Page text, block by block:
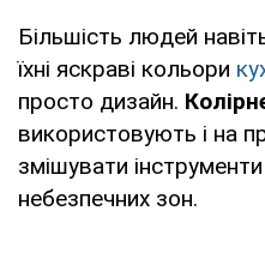
Більшість людей
їхні яскраві кольори
просто дизайн.
використовують і на
змішувати
небезпечних зон.